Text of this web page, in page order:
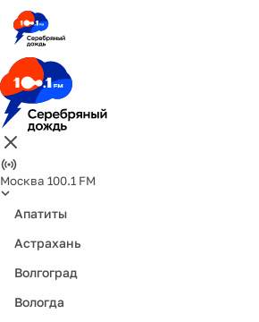
Москва 100.1 FM
Апатиты
Астрахань
Волгоград
Вологда